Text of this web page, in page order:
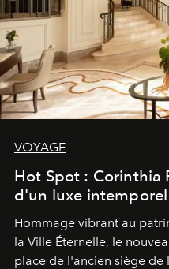
VOYAGE
Hot Spot : Corinthia
d'un luxe
Hommage vibrant au
la Ville Éternelle, le
place de l'ancien siège de